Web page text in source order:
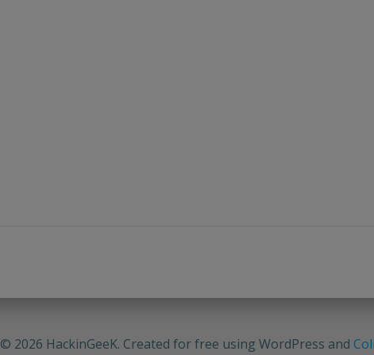
© 2026 HackinGeeK. Created for free using WordPress and